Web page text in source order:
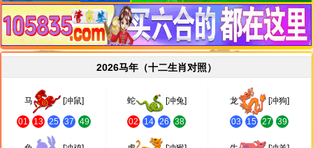
2026马年（十二生肖对照）
马 [冲鼠]
01 13 25 37 49
蛇 [冲兔]
02 14 26 38
龙 [冲狗]
03 15 27 39